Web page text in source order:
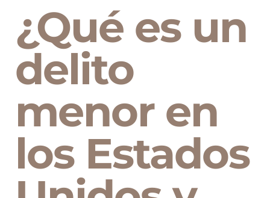
¿Qué es un
delito
menor en
los Estados